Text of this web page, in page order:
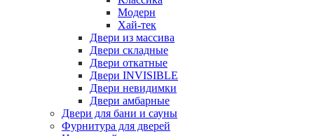
Модерн
Хай-тек
Двери из массива
Двери складные
Двери откатные
Двери INVISIBLE
Двери невидимки
Двери амбарные
Двери для бани и сауны
Фурнитура для дверей